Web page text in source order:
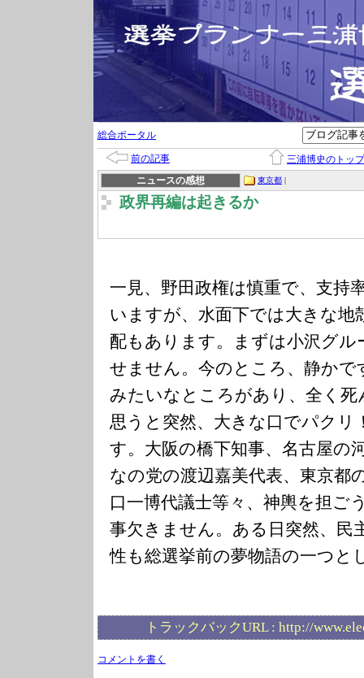
総合ポータル
前の記事
三浦博史のトップ
ニュースの感想
東京都 |
政界再編は起きるか
一見、野田政権は慎重で、支持
いますが、水面下では大きな地
配もあります。まずは小沢グル
せません。今のところ、静かで
みたいなところがあり、全く
思うと突然、大きな口でパクリ
す。大阪の橋下知事、名古屋の
なの党の渡辺嘉美代表、東京都
口一博代議士等々、神輿を担ご
事欠きません。ある日突然、民
性も総選挙前の夢物語の一つと
トラックバックURL : http://
コメントを書く